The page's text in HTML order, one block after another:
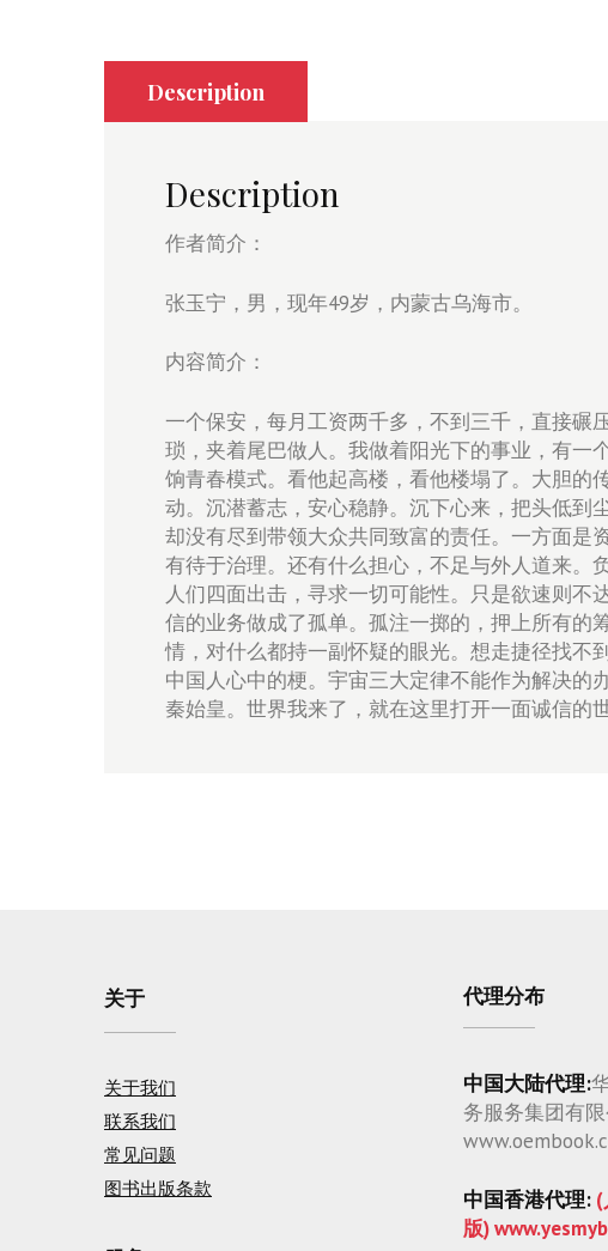
Description
Description
作者简介：
张玉宁，男，现年49岁，内蒙古乌海市。
内容简介：
一个保安，每月工资两千多，不到三千，直接碾
琐，夹着尾巴做人。我做着阳光下的事业，有一
饷青春模式。看他起高楼，看他楼塌了。大胆的
动。沉潜蓄志，安心稳静。沉下心来，把头低到
却没有尽到带领大众共同致富的责任。一方面是
有待于治理。还有什么担心，不足与外人道来。
人们四面出击，寻求一切可能性。只是欲速则
信的业务做成了孤单。孤注一掷的，押上所有的
情，对什么都持一副怀疑的眼光。想走捷径找不
中国人心中的梗。宇宙三大定律不能作为解决的
秦始皇。世界我来了，就在这里打开一面诚信的
关于
关于我们
联系我们
常见问题
图书出版条款
代理分布
中国大陆代理:
务服务集团有限
中国香港代理:
版)